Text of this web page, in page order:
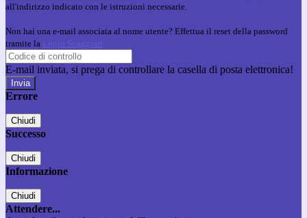
all'indirizzo indicato con le istruzioni necessarie.
Non hai una e-mail associata al nome utente? Effettua il reset della password
tramite la Login Spaggiari
E-mail inviata, si prega di controllare la casella di posta elettronica!
Errore
Chiudi
Successo
Chiudi
Informazione
Chiudi
Attendere...